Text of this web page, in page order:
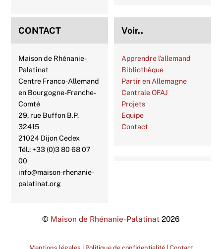
CONTACT
Maison de Rhénanie-
Palatinat
Centre Franco-Allemand
en Bourgogne-Franche-
Comté
29, rue Buffon B.P.
32415
21024 Dijon Cedex
Tél.: +33 (0)3 80 68 07
00
info@maison-rhenanie-
palatinat.org
Voir..
Apprendre l’allemand
Bibliothèque
Partir en Allemagne
Centrale OFAJ
Projets
Equipe
Contact
© Maison de Rhénanie-Palatinat 2026